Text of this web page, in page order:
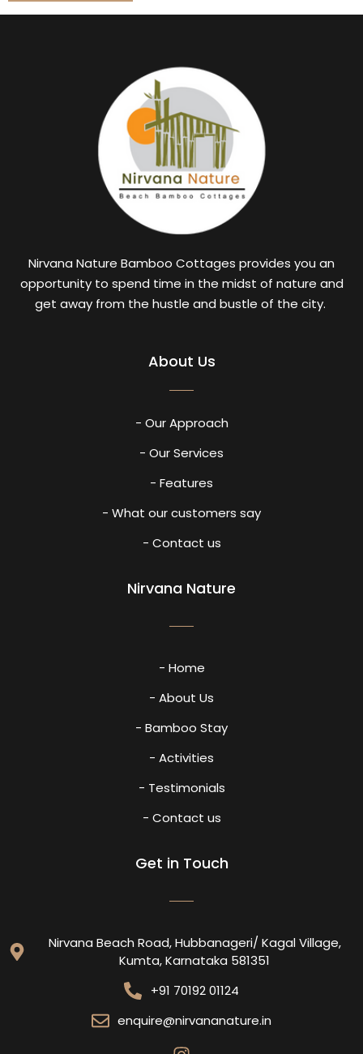
Nirvana Nature Bamboo Cottages provides you an
opportunity to spend time in the midst of nature and
get away from the hustle and bustle of the city.
About Us
- Our Approach
- Our Services
- Features
- What our customers say
- Contact us
Nirvana Nature
- Home
- About Us
- Bamboo Stay
- Activities
- Testimonials
- Contact us
Get in Touch
Nirvana Beach Road, Hubbanageri/ Kagal Village,
Kumta, Karnataka 581351
+91 70192 01124
enquire@nirvananature.in